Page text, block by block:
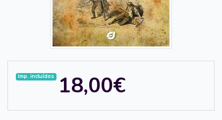
Imp. incluídos 18,00€